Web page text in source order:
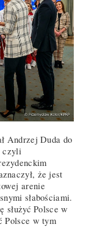
Andrzej Duda do
czyli
że jest
arenie
słabościami.
służyć Polsce w
Polsce w tym